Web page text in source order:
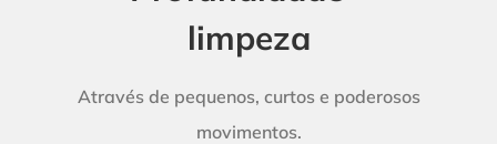
limpeza
Através de pequenos, curtos e poderosos
movimentos.